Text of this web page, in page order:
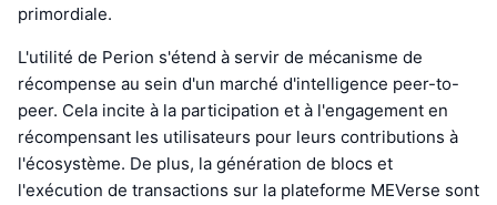
primordiale.
L'utilité de Perion s'étend à servir de mécanisme de
récompense au sein d'un marché d'intelligence peer-to-
peer. Cela incite à la participation et à l'engagement en
récompensant les utilisateurs pour leurs contributions à
l'écosystème. De plus, la génération de blocs et
l'exécution de transactions sur la plateforme MEVerse sont